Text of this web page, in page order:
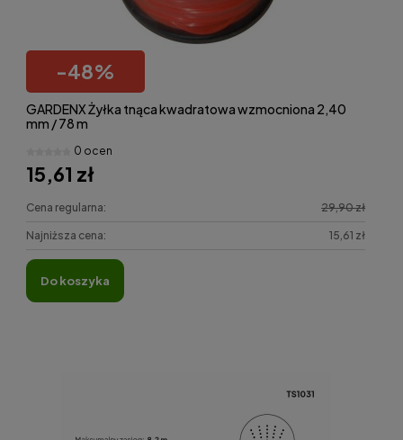
-48%
GARDENX Żyłka tnąca kwadratowa wzmocniona 2,40
mm / 78 m
0 ocen
15,61 zł
Cena regularna: 29,90 zł
Najniższa cena: 15,61 zł
do koszyka